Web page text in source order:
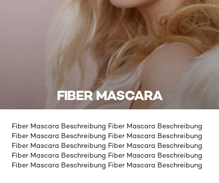
FIBER MASCARA
Fiber Mascara Beschreibung Fiber Mascara Beschreibung
Fiber Mascara Beschreibung Fiber Mascara Beschreibung
Fiber Mascara Beschreibung Fiber Mascara Beschreibung
Fiber Mascara Beschreibung Fiber Mascara Beschreibung
Fiber Mascara Beschreibung Fiber Mascara Beschreibung